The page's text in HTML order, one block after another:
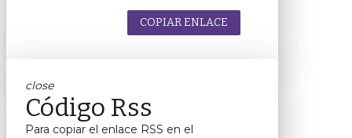
COPIAR ENLACE
close
Código Rss
Para copiar el enlace RSS en el